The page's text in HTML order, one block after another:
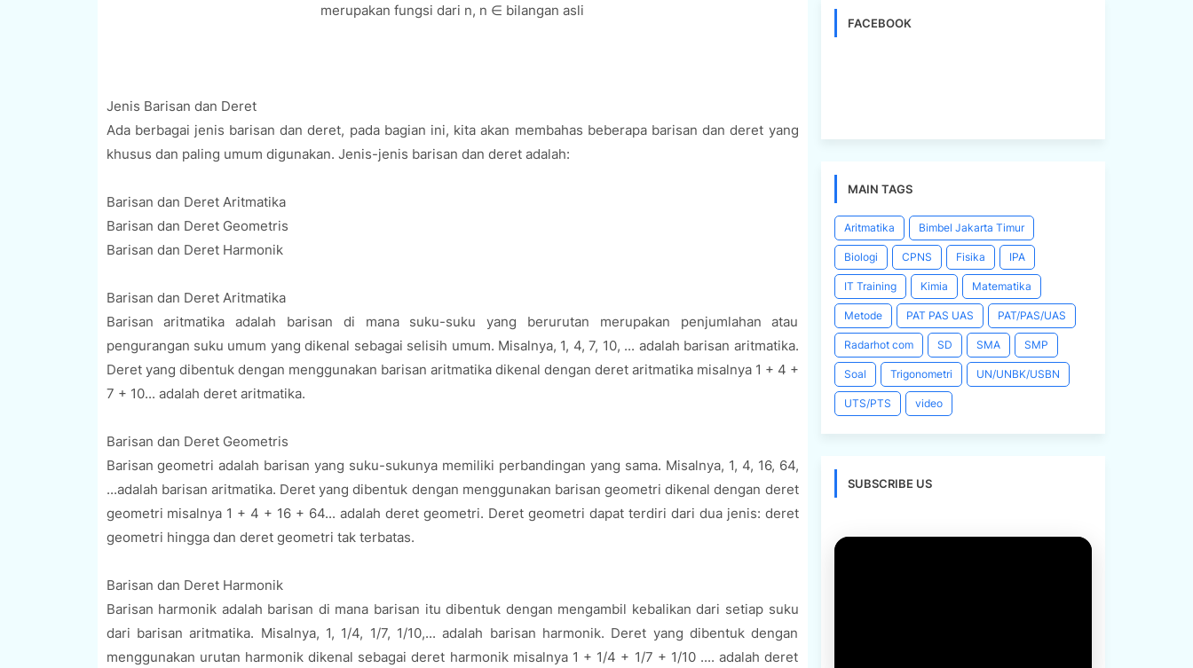
merupakan fungsi dari n, n ∈ bilangan asli
Jenis Barisan dan Deret
Ada berbagai jenis barisan dan deret, pada bagian ini, kita akan membahas beberapa barisan dan deret yang
khusus dan paling umum digunakan. Jenis-jenis barisan dan deret adalah:
Barisan dan Deret Aritmatika
Barisan dan Deret Geometris
Barisan dan Deret Harmonik
Barisan dan Deret Aritmatika
Barisan aritmatika adalah barisan di mana suku-suku yang berurutan merupakan penjumlahan atau
pengurangan suku umum yang dikenal sebagai selisih umum. Misalnya, 1, 4, 7, 10, ... adalah barisan aritmatika.
Deret yang dibentuk dengan menggunakan barisan aritmatika dikenal dengan deret aritmatika misalnya 1 + 4 +
7 + 10... adalah deret aritmatika.
Barisan dan Deret Geometris
Barisan geometri adalah barisan yang suku-sukunya memiliki perbandingan yang sama. Misalnya, 1, 4, 16, 64,
...adalah barisan aritmatika. Deret yang dibentuk dengan menggunakan barisan geometri dikenal dengan deret
geometri misalnya 1 + 4 + 16 + 64... adalah deret geometri. Deret geometri dapat terdiri dari dua jenis: deret
geometri hingga dan deret geometri tak terbatas.
Barisan dan Deret Harmonik
Barisan harmonik adalah barisan di mana barisan itu dibentuk dengan mengambil kebalikan dari setiap suku
dari barisan aritmatika. Misalnya, 1, 1/4, 1/7, 1/10,... adalah barisan harmonik. Deret yang dibentuk dengan
menggunakan urutan harmonik dikenal sebagai deret harmonik misalnya 1 + 1/4 + 1/7 + 1/10 .... adalah deret
FACEBOOK
MAIN TAGS
Aritmatika Bimbel Jakarta Timur
Biologi CPNS Fisika IPA
IT Training Kimia Matematika
Metode PAT PAS UAS PAT/PAS/UAS
Radarhot com SD SMA SMP
Soal Trigonometri UN/UNBK/USBN
UTS/PTS video
SUBSCRIBE US